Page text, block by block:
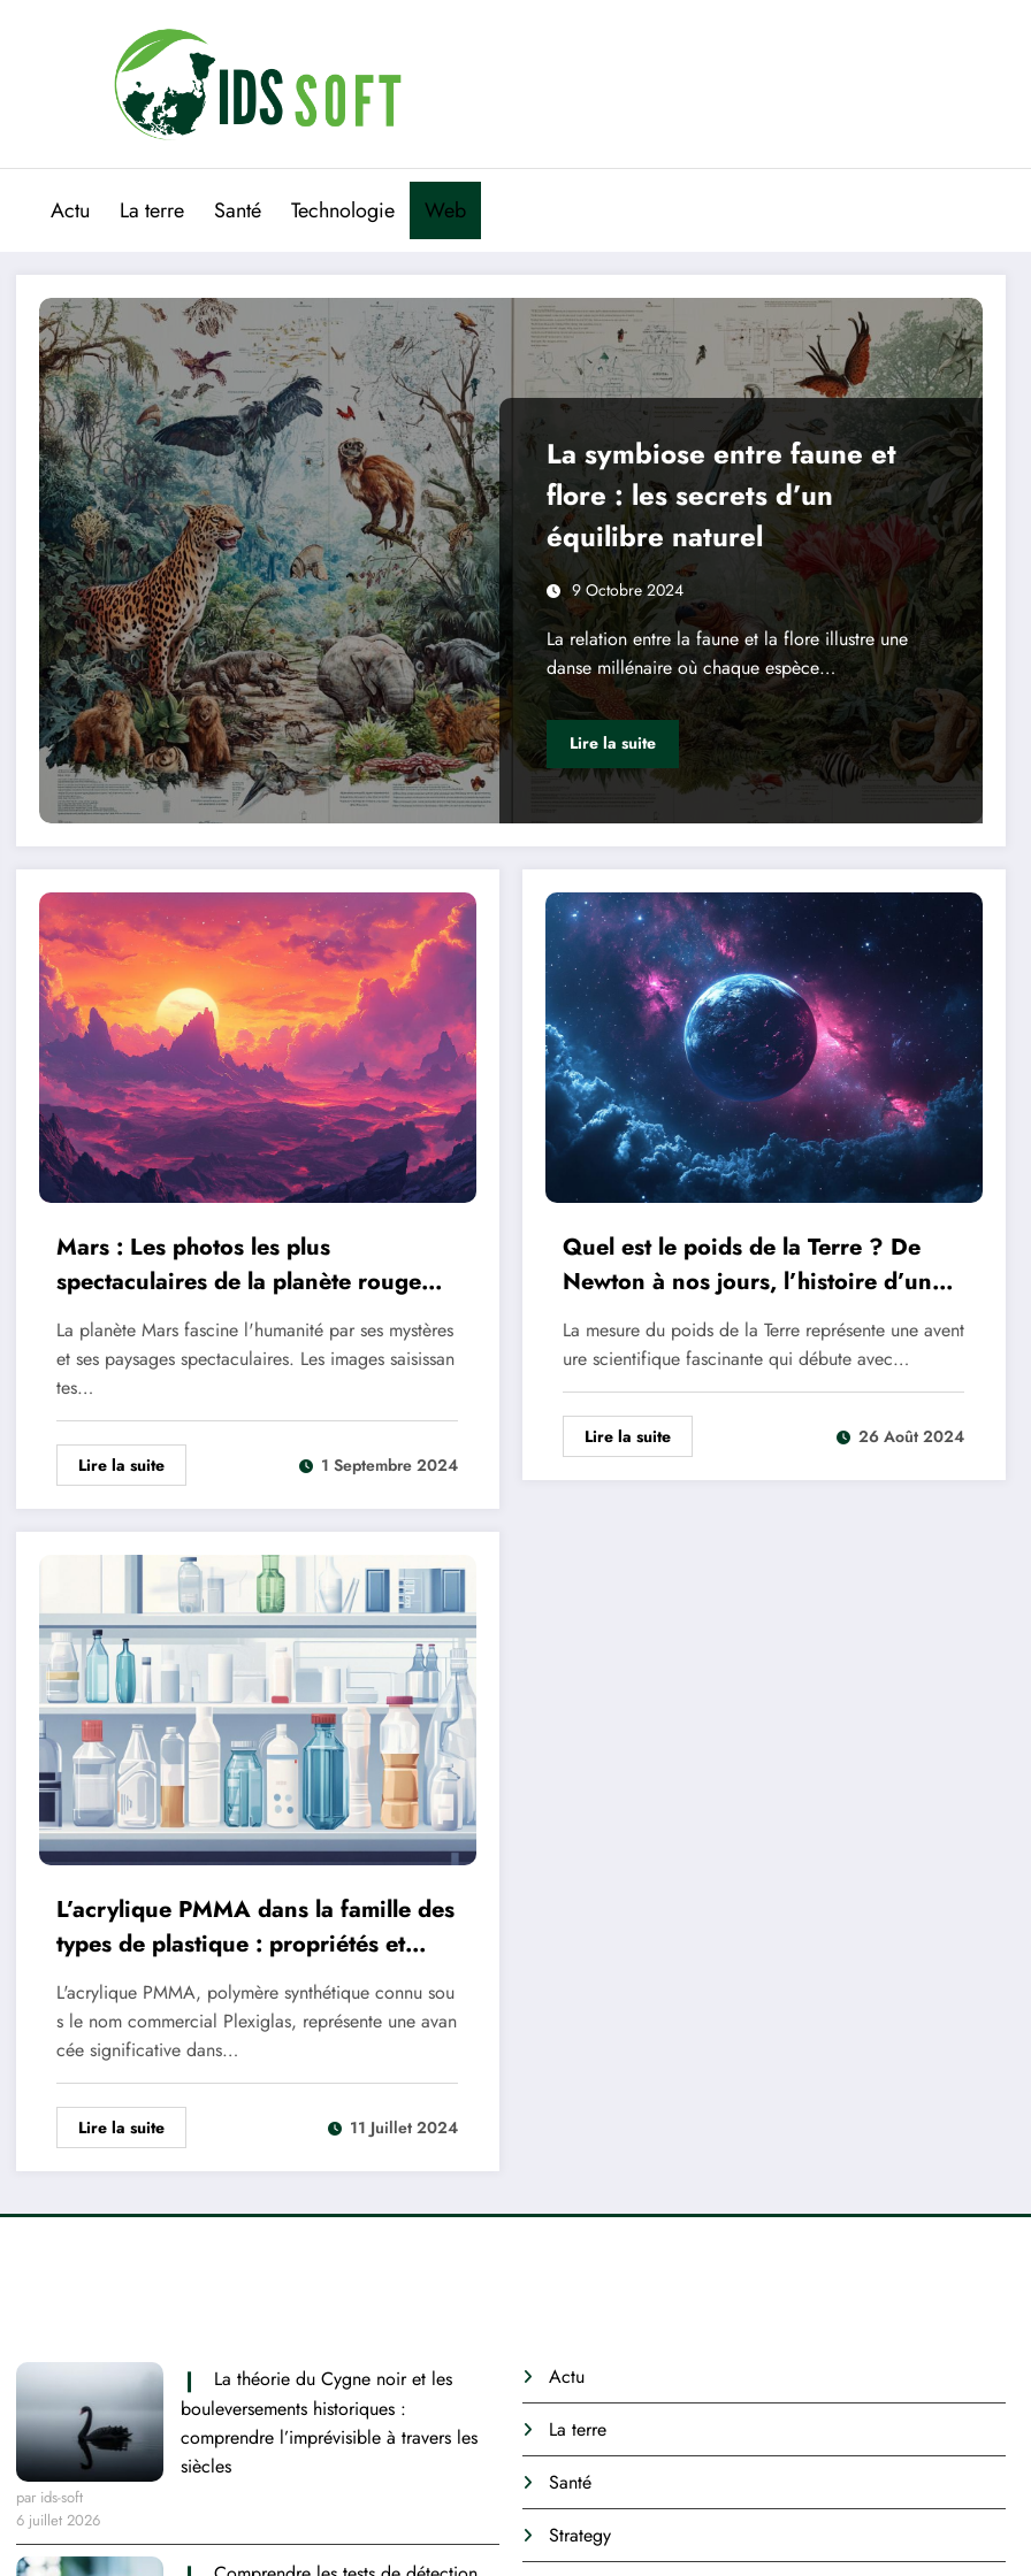
Actu La terre Santé Technologie Web
La symbiose entre faune et
flore : les secrets d’un
équilibre naturel
9 Octobre 2024
La relation entre la faune et la flore illustre une
danse millénaire où chaque espèce…
Lire la suite
Mars : Les photos les plus
spectaculaires de la planète rouge
dévoilent son atmosphère
mystérieuse
La planète Mars fascine l'humanité par ses mystères
et ses paysages spectaculaires. Les images saisissan
tes…
Lire la suite 1 Septembre 2024
Quel est le poids de la Terre ? De
Newton à nos jours, l’histoire d’une
mesure extraordinaire
La mesure du poids de la Terre représente une avent
ure scientifique fascinante qui débute avec…
Lire la suite 26 Août 2024
L’acrylique PMMA dans la famille des
types de plastique : propriétés et
usages
L'acrylique PMMA, polymère synthétique connu sou
s le nom commercial Plexiglas, représente une avan
cée significative dans…
Lire la suite 11 Juillet 2024
La théorie du Cygne noir et les
bouleversements historiques :
comprendre l’imprévisible à travers les
siècles
par ids-soft
6 juillet 2026
Actu
La terre
Santé
Strategy